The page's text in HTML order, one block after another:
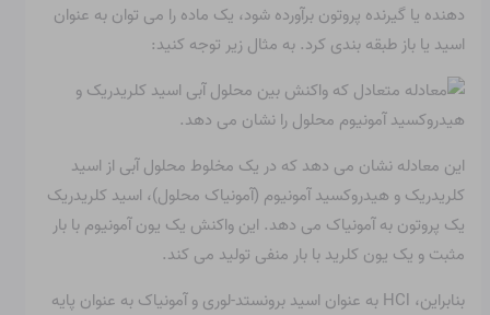
دهنده یا گیرنده پروتون برآورده شود، یک ماده را می توان به عنوان
اسید یا باز طبقه بندی کرد. به مثال زیر توجه کنید:
این معادله نشان می دهد که در یک مخلوط محلول آبی از اسید
کلریدریک و هیدروکسید آمونیوم (آمونیاک محلول)، اسید کلریدریک
یک پروتون به آمونیاک می دهد. این واکنش یک یون آمونیوم با بار
مثبت و یک یون کلرید با بار منفی تولید می کند.
بنابراین، HCl به عنوان اسید برونستد-لوری و آمونیاک به عنوان پایه